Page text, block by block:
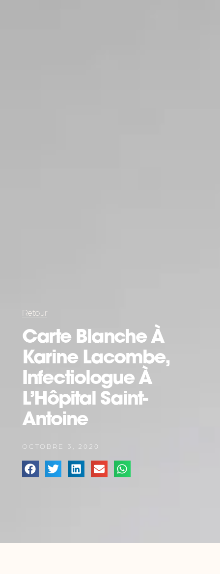
Retour
Carte Blanche À
Karine Lacombe,
Infectiologue À
L’Hôpital Saint-
Antoine
OCTOBRE 3, 2020